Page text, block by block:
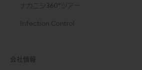
ナカニシ360°ツアー
Infection Control
会社情報